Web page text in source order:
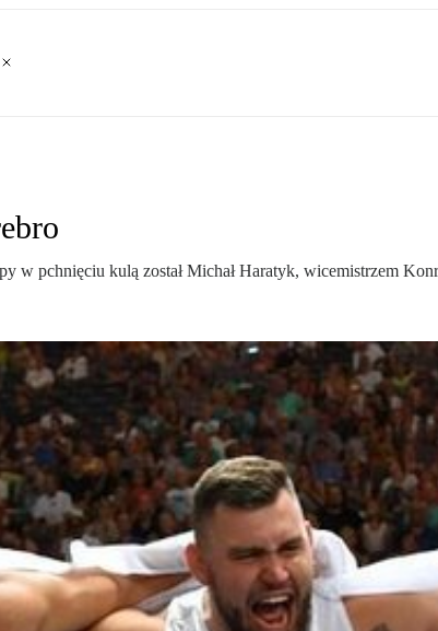
w pchnięciu kulą został Michał Haratyk, wicemistrzem